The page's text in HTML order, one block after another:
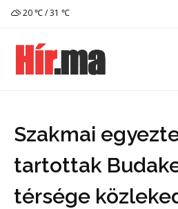
20 ℃ / 31 ℃
Szakmai
tartottak
térsége